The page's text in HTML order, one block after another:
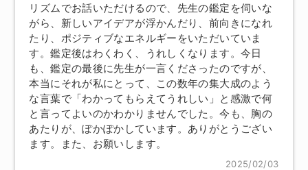
リズムでお話いただけるので、先生の鑑定を伺いな
がら、新しいアイデアが浮かんだり、前向きになれ
たり、ポジティブなエネルギーをいただいていま
す。鑑定後はわくわく、うれしくなります。今日
も、鑑定の最後に先生が一言くださったのですが、
本当にそれが私にとって、この数年の集大成のよう
な言葉で「わかってもらえてうれしい」と感激で何
と言ってよいのかわかりませんでした。今も、胸の
あたりが、ぽかぽかしています。ありがとうござい
ます。また、お願いします。
2025/02/03